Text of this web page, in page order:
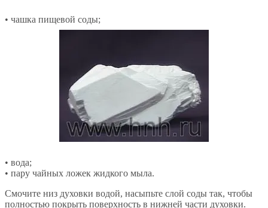
• чашка пищевой соды;
• вода;
• пару чайных ложек жидкого мыла.
Смочите низ духовки водой, насыпьте слой соды так, чтобы
полностью покрыть поверхность в нижней части духовки.